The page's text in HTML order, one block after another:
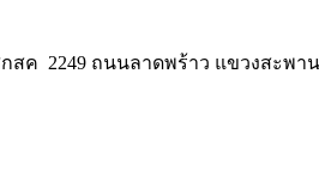
ค 2249 ถนนลาดพร้าว แขวงสะพานส